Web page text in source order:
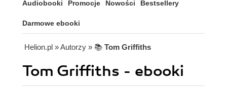
Audiobooki Promocje Nowości Bestsellery
Darmowe ebooki
Helion.pl » Autorzy » 📚 Tom Griffiths
Tom Griffiths - ebooki